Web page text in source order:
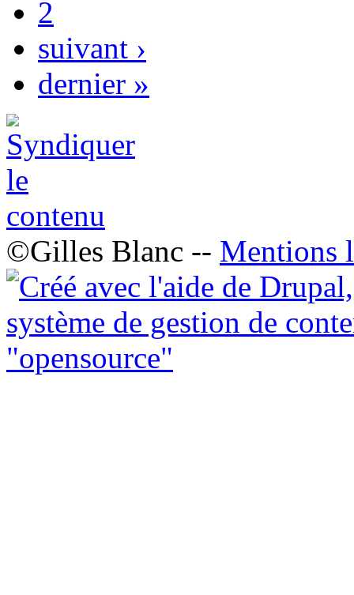
2
suivant ›
dernier »
©Gilles Blanc -- Mentions